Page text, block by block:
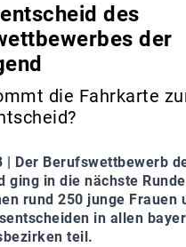
des
der
die Fahrkarte
|
Der Berufswettbewerb
ging in die nächste
rund 250 junge Frauen
in allen
teil.